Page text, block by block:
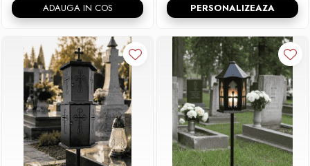
ADAUGA IN COS PERSONALIZEAZA